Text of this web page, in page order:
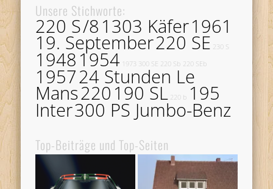
Unsere Stichworte:
220 S/8 1303 Käfer1961
19. September220 SE 230 S
1948 1954 1973 300 SE 220 Sb 220 SEb
195724 Stunden Le
Mans220 190 SL 220 b 195
Inter300 PS Jumbo-Benz
Top-Beiträge und Top-Seiten